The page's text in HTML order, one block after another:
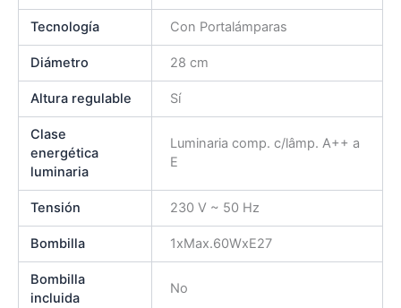
Tecnología Con Portalámparas
Diámetro 28 cm
Altura regulable Sí
Clase
energética
luminaria
Luminaria comp. c/lâmp. A++ a
E
Tensión 230 V ~ 50 Hz
Bombilla 1xMax.60WxE27
Bombilla
incluida
No